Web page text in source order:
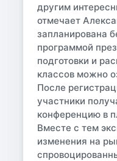
другим
отмечает
запланирована
программой
подготовки и
классов можно
После
участники
конференцию в
Вместе с тем
изменения на